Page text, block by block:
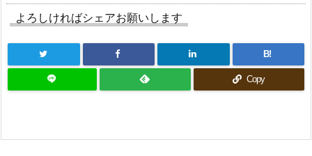
よろしければシェアお願いします
B!
Copy